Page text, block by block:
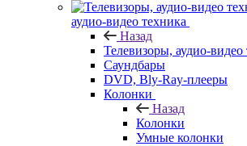
аудио-видео техника
Назад
Телевизоры, аудио-видео
Саундбары
DVD, Bly-Ray-плееры
Колонки
Назад
Колонки
Умные колонки